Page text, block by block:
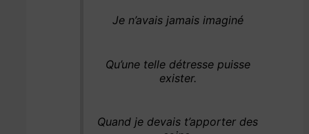
Je n’avais jamais imaginé
Qu’une telle détresse puisse
exister.
Quand je devais t’apporter des